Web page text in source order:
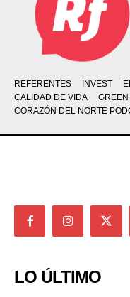
REFERENTES INVEST
CALIDAD DE VIDA
CORAZÓN DEL NORTE
LO ÚLTIMO